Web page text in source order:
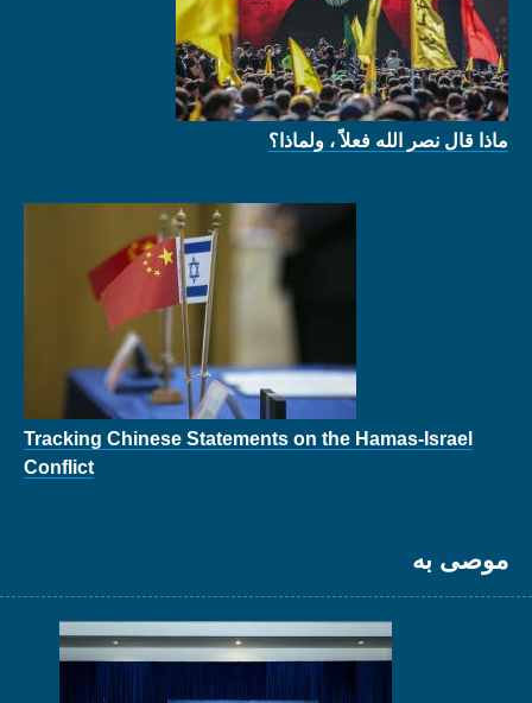
ماذا قال نصر الله فعلاً ، ولماذا؟
Tracking Chinese Statements on the Hamas-Israel
Conflict
موصى به